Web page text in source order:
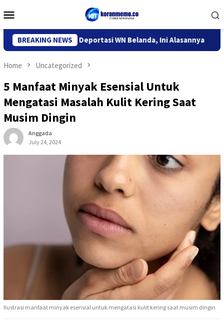
to
Menu
BREAKING NEWS
Kediri Deportasi WN Belanda, Ini Alasannya 9
Home Uncategorized
5 Manfaat Minyak Esensial Untuk
Mengatasi Masalah Kulit Kering Saat
Musim Dingin
Anggada
July 24, 2024
Ilustrasi manfaat minyak esensial untuk mengatasi kulit kering saat musim dingin